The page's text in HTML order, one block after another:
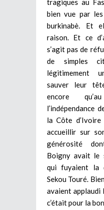
bien vue par
burkinabè. Et
raison. Et ce
s’agit pas de
de simples
légitimement
sauver leur
encore
l’indépendance
la Côte d’Ivoire
accueillir sur
générosité
Boigny avait le
qui fuyaient la
Sekou Touré.
avaient applaudi
c’était pour la